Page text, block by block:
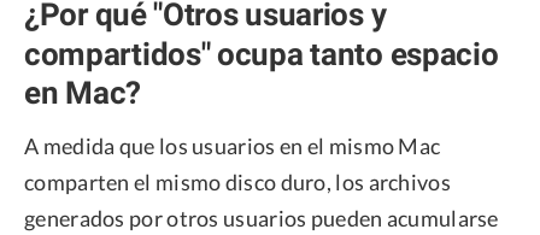
¿Por qué "Otros usuarios y
compartidos" ocupa tanto espacio
en Mac?
A medida que los usuarios en el mismo Mac
comparten el mismo disco duro, los archivos
generados por otros usuarios pueden acumularse